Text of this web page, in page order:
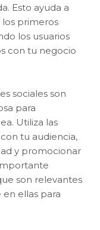
Esto ayuda a
primeros
los usuarios
con tu negocio
sociales son
para
Utiliza las
tu audiencia,
y promocionar
son relevantes
ellas para